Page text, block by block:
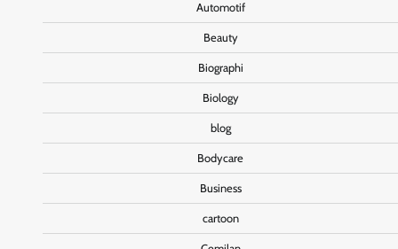
Automotif
Beauty
Biographi
Biology
blog
Bodycare
Business
cartoon